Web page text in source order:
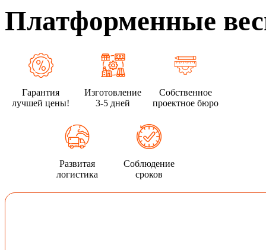
Платформенные
Гарантия
лучшей цены!
Изготовление
3-5 дней
Собственное
проектное бюро
Развитая
логистика
Соблюдение
сроков